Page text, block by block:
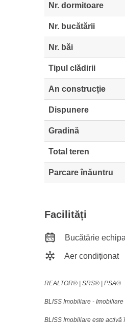
Nr. dormitoare
Nr. bucătării
Nr. băi
Tipul clădirii
An construcție
Dispunere
Gradină
Total teren
Parcare înăuntru
Facilități
Bucătărie
Aer condiționat
REALTOR®️ | SRS®️ | PSA®️
BLISS Imobiliare -
BLISS Imobiliare este